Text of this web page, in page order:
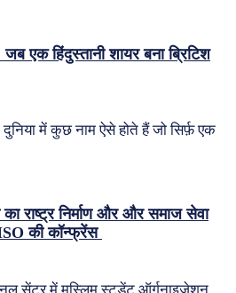
एक हिंदुस्तानी शायर बना ब्रिटिश
में कुछ नाम ऐसे होते हैं जो सिर्फ़ एक
का राष्ट्र निर्माण और और समाज सेवा
की कॉन्फ्रेंस
सेंटर में मुस्लिम स्टूडेंट ऑर्गनाइजेशन